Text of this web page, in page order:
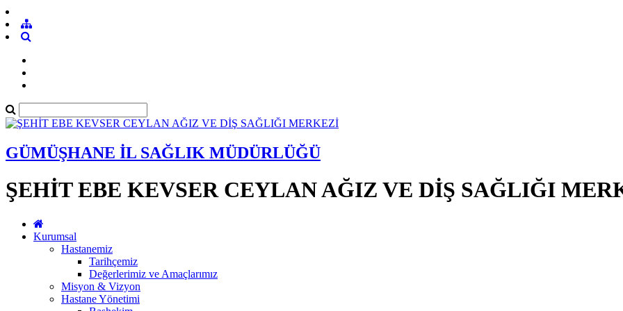
GÜMÜŞHANE İL SAĞLIK MÜDÜRLÜĞÜ
ŞEHİT EBE KEVSER CEYLAN AĞIZ VE DİŞ SAĞLIĞI
Kurumsal
Hastanemiz
Tarihçemiz
Değerlerimiz ve Amaçlarımız
Misyon & Vizyon
Hastane Yönetimi